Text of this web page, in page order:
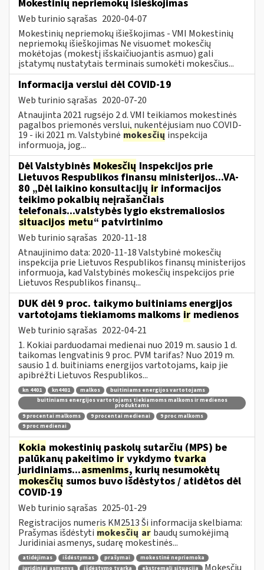
Mokestinių nepriemokų išieškojimas
Web turinio sąrašas 2020-04-07
Mokestinių nepriemokų išieškojimas - VMI Mokestinių
nepriemokų išieškojimas Ne visuomet mokesčių
mokėtojas (mokestį išskaičiuojantis asmuo) gali
įstatymų nustatytais terminais sumokėti mokesčius...
Informacija verslui dėl COVID-19
Web turinio sąrašas 2020-07-20
Atnaujinta 2021 rugsėjo 2 d. VMI teikiamos mokestinės
pagalbos priemonės verslui, nukentėjusiam nuo COVID-
19 - iki 2021 m. Valstybinė mokesčių inspekcija
informuoja, jog...
Dėl Valstybinės Mokesčių Inspekcijos prie
Lietuvos Respublikos finansų ministerijos...VA-
80 „Dėl laikino konsultacijų ir informacijos
teikimo pokalbių neįrašančiais
telefonais...valstybės lygio ekstremaliosios
situacijos metu“ patvirtinimo
Web turinio sąrašas 2020-11-18
Atnaujinimo data: 2020-11-18 Valstybinė mokesčių
inspekcija prie Lietuvos Respublikos finansų ministerijos
informuoja, kad Valstybinės mokesčių inspekcijos prie
Lietuvos Respublikos finansų...
DUK dėl 9 proc. taikymo buitiniams energijos
vartotojams tiekiamoms malkoms ir medienos
Web turinio sąrašas 2022-04-21
1. Kokiai parduodamai medienai nuo 2019 m. sausio 1 d.
taikomas lengvatinis 9 proc. PVM tarifas? Nuo 2019 m.
sausio 1 d. buitiniams energijos vartotojams, kaip jie
apibrėžti Lietuvos Respublikos...
kn 4401 kn4401 malkos
buitiniams energijos vartotojams
buitiniams energijos vartotojams tiekiamoms malkoms ir medienos
produktams
9 procentai malkoms
9 procentai medienai
9 proc malkoms
9 proc medienai
Kokia mokestinių paskolų sutarčių (MPS) be
palūkanų pakeitimo ir vykdymo tvarka
juridiniams...asmenims, kurių nesumokėtų
mokesčių sumos buvo išdėstytos / atidėtos dėl
COVID-19
Web turinio sąrašas 2025-01-29
Registracijos numeris KM2513 Ši informacija skelbiama:
Prašymas išdėstyti mokesčių ar baudų sumokėjimą
Juridiniai asmenys, sudarę mokestinės...
atidėjimas išdėstymas prašymai
mokestinė nepriemoka
juridiniai asmenys
išdėstymo tvarka ekstremali situacija